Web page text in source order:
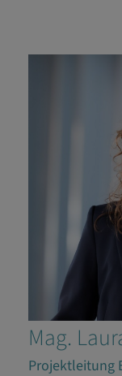
Mag.
Projektleitung